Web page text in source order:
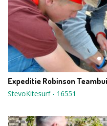
Expeditie Robinson
StevoKitesurf- 16551